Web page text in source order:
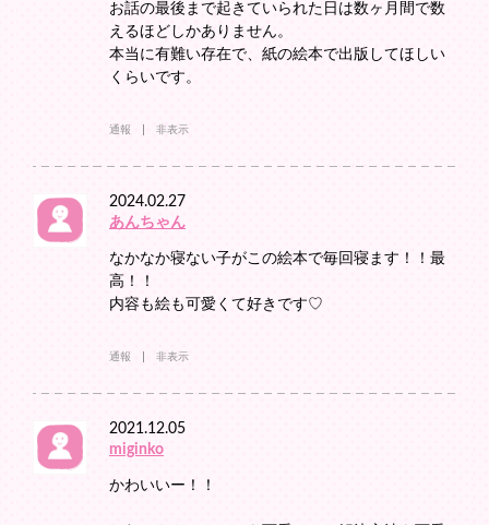
お話の最後まで起きていられた日は数ヶ月間で数
えるほどしかありません。
本当に有難い存在で、紙の絵本で出版してほしい
くらいです。
通報 非表示
2024.02.27
あんちゃん
なかなか寝ない子がこの絵本で毎回寝ます！！最
高！！
内容も絵も可愛くて好きです♡
通報 非表示
2021.12.05
miginko
かわいいー！！